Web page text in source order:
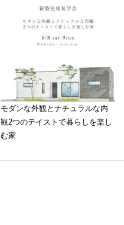
モダンな外観とナチュラルな内
観2つのテイストで暮らしを楽し
む家